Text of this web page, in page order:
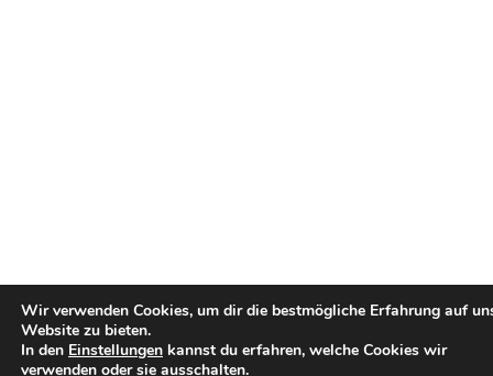
Wir verwenden Cookies, um dir die bestmögliche Erfahrung auf
Website zu bieten.
In den Einstellungen kannst du erfahren, welche Cookies wir
verwenden oder sie ausschalten.